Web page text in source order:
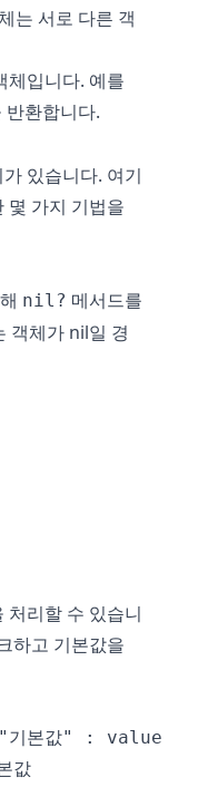
는 서로 다른 객
체입니다. 예를
반환합니다.
있습니다. 여기
몇 가지 기법을
nil? 메서드를
객체가 nil일 경
처리할 수 있습니
하고 기본값을
본값" : value